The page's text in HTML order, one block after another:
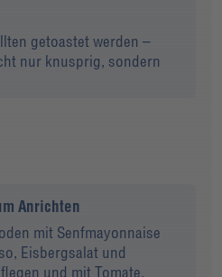
getoastet werden –
nur knusprig, sondern
Anrichten
mit Senfmayonnaise
Eisbergsalat und
und mit Tomate,